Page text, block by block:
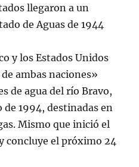
llegaron a un
de Aguas de 1944
y los Estados Unidos
ambas naciones»
de agua del río Bravo,
1994, destinadas en
Mismo que inició el
concluye el próximo 24